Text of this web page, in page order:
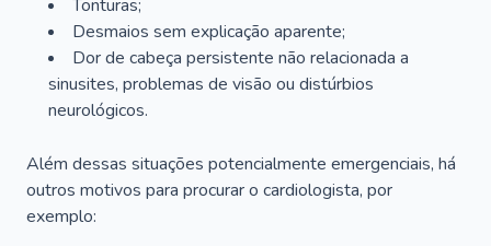
Tonturas;
Desmaios sem explicação aparente;
Dor de cabeça persistente não relacionada a
sinusites, problemas de visão ou distúrbios
neurológicos.
Além dessas situações potencialmente emergenciais, há
outros motivos para procurar o cardiologista, por
exemplo: